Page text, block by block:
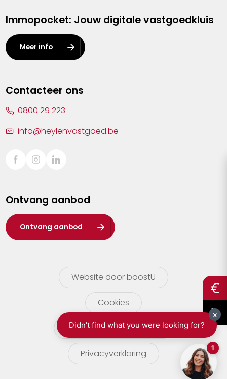
Kalmthout
Leuven
Lier
Sint-Truiden
Waasland
Wuustwezel
Zoersel
Immopocket: Jouw digitale vastgoedkluis
Meer info
Contacteer ons
0800 29 223
info@heylenvastgoed.be
Ontvang aanbod
Ontvang aanbod
Website door boostU
Cookies
gebruikersvoorwaarden
Privacyverklaring